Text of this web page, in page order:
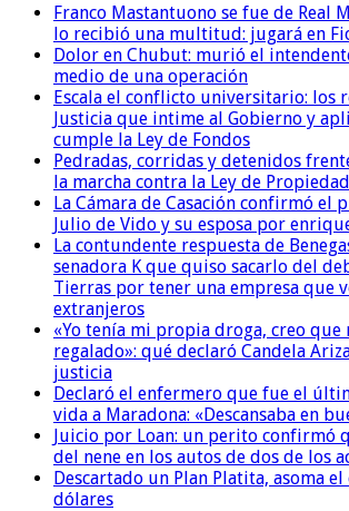
Franco Mastantuono se fue de Real
lo recibió una multitud: jugará en
Dolor en Chubut: murió el
medio de una operación
Escala el conflicto universitario: los
Justicia que intime al Gobierno y
cumple la Ley de Fondos
Pedradas, corridas y detenidos
la marcha contra la Ley de
La Cámara de Casación confirmó el
Julio de Vido y su esposa por
La contundente respuesta de
senadora K que quiso sacarlo del
Tierras por tener una empresa que
extranjeros
«Yo tenía mi propia droga, creo que
regalado»: qué declaró Candela
justicia
Declaró el enfermero que fue el
vida a Maradona: «Descansaba en
Juicio por Loan: un perito confirmó
del nene en los autos de dos de los
Descartado un Plan Platita, asoma
dólares